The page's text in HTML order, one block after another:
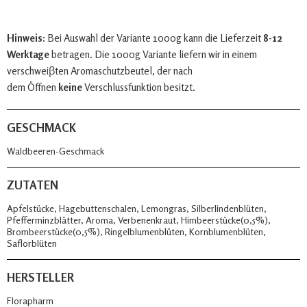
Hinweis: Bei Auswahl der Variante 1000g kann die Lieferzeit 8-12
Werktagebetragen. Die 1000g Variante liefern wir in einem
verschweiβten Aromaschutzbeutel, der nach
dem Öffnen keineVerschlussfunktion besitzt.
GESCHMACK
Waldbeeren-Geschmack
ZUTATEN
Apfelstücke, Hagebuttenschalen, Lemongras, Silberlindenblüten,
Pfefferminzblätter, Aroma, Verbenenkraut, Himbeerstücke(0,5%),
Brombeerstücke(0,5%), Ringelblumenblüten, Kornblumenblüten,
Saflorblüten
HERSTELLER
Florapharm